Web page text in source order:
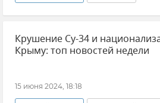
Ситуация в Донбассе: новости и
Розыск Украина
Крушение Су-34 и
Крыму: топ новостей недели
15 июня 2024, 18:18